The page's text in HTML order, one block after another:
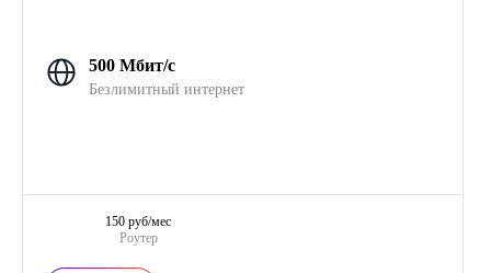
500 Мбит/с
Безлимитный интернет
Роутер
150 руб/мес